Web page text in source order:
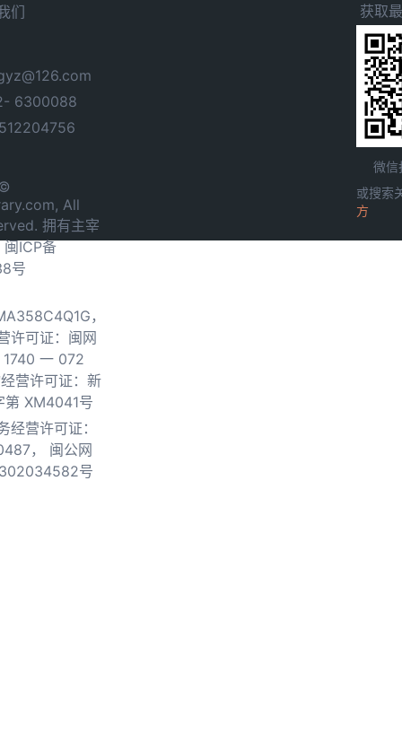
们
6300088
All
拥有主宰
闽ICP备
号
，
许可证：闽网
一 072
营许可证：新
第 XM4041号
经营许可证：
，
闽公网
号
获取
微信
或搜索
方